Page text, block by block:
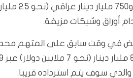
وهمية في
أوراق وشيكات مزيفة.
في وقت سابق على المتهم
والذي سوف يتم استرداده قريبا.